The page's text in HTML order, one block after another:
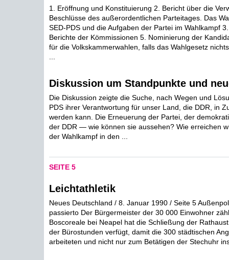
1. Eröffnung und Konstituierung 2. Bericht über die
Beschlüsse des außerordentlichen Parteitages. Das
SED-PDS und die Aufgaben der Partei im Wahlkampf
Berichte der Kömmissionen 5. Nominierung der
für die Volkskammerwahlen, falls das Wahlgesetz
Diskussion um Standpunkte und
Die Diskussion zeigte die Suche, nach Wegen und
PDS ihrer Verantwortung für unser Land, die DDR, in
werden kann. Die Erneuerung der Partei, der
der DDR — wie können sie aussehen? Wie erreichen
der Wahlkampf in den ...
SEITE 5
Leichtathletik
Neues Deutschland / 8. Januar 1990 / Seite 5
passierto Der Bürgermeister der 30 000 Einwohner
Boscoreale bei Neapel hat die Schließung der
der Bürostunden verfügt, damit die 300 städtischen
arbeiteten und nicht nur zum Betätigen der Stechuhr